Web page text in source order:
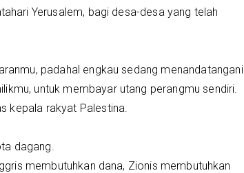
Yerusalem, bagi desa-desa yang telah
padahal engkau sedang menandatangani
untuk membayar utang perangmu sendiri.
kepala rakyat Palestina.
dagang.
membutuhkan dana, Zionis membutuhkan